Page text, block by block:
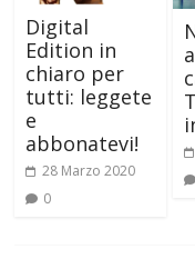
Digital
Edition in
chiaro per
tutti: leggete
e
abbonatevi!
28 Marzo 2020
0